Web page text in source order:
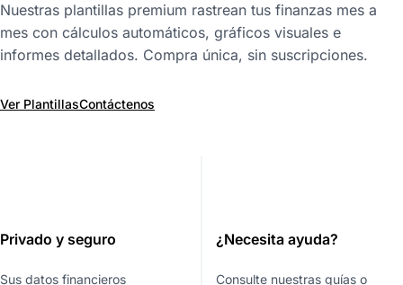
Nuestras plantillas premium rastrean tus finanzas mes a
mes con cálculos automáticos, gráficos visuales e
informes detallados. Compra única, sin suscripciones.
Ver PlantillasContáctenos
Privado y seguro
Sus datos financieros
¿Necesita ayuda?
Consulte nuestras guías o